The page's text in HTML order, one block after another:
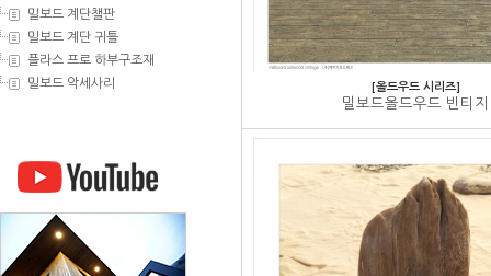
밀보드 계단챌판
밀보드 계단 귀틀
플라스 프로 하부구조재
밀보드 악세사리
[올드우드 시리즈]
밀보드올드우드 빈티지